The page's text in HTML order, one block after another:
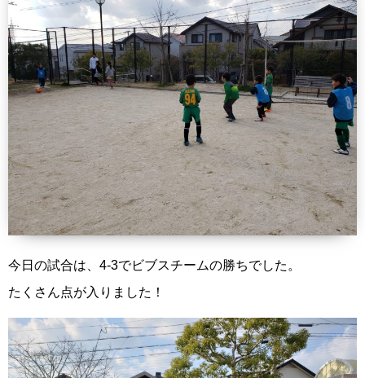
今日の試合は、4-3でビブスチームの勝ちでした。
たくさん点が入りました！